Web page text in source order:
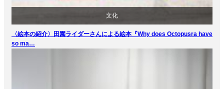
文化
〈絵本の紹介〉田園ライダーさんによる絵本『Why does Octopusra have
so ma…